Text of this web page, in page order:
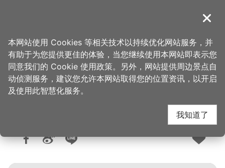
導覽
首页 > 想去的地方 > 美食、购物 > 美食快搜
鱼师父活鱼餐厅
人气：2.6万
关闭
本网站使用 Cookies 等相关技术以持续优化网站服务，并
有助于为您提供更佳的体验，当您继续使用本网站即表示您
同意我们的 Cookie 使用政策。另外，网站提供周边景点自
动侦测服务，建议您允许本网站取得您的位置资讯，以开启
及使用此智慧化服务。
我知道了